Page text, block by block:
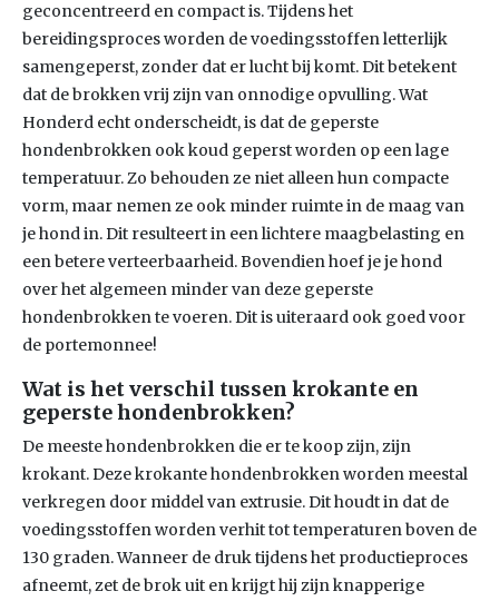
geconcentreerd en compact is. Tijdens het
bereidingsproces worden de voedingsstoffen letterlijk
samengeperst, zonder dat er lucht bij komt. Dit betekent
dat de brokken vrij zijn van onnodige opvulling. Wat
Honderd echt onderscheidt, is dat de geperste
hondenbrokken ook koud geperst worden op een lage
temperatuur. Zo behouden ze niet alleen hun compacte
vorm, maar nemen ze ook minder ruimte in de maag van
je hond in. Dit resulteert in een lichtere maagbelasting en
een betere verteerbaarheid. Bovendien hoef je je hond
over het algemeen minder van deze geperste
hondenbrokken te voeren. Dit is uiteraard ook goed voor
de portemonnee!
Wat is het verschil tussen krokante en
geperste hondenbrokken?
De meeste hondenbrokken die er te koop zijn, zijn
krokant. Deze krokante hondenbrokken worden meestal
verkregen door middel van extrusie. Dit houdt in dat de
voedingsstoffen worden verhit tot temperaturen boven de
130 graden. Wanneer de druk tijdens het productieproces
afneemt, zet de brok uit en krijgt hij zijn knapperige